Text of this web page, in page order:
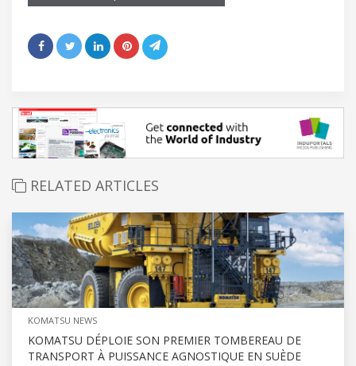
RELATED ARTICLES
KOMATSU NEWS
KOMATSU DÉPLOIE SON PREMIER TOMBEREAU DE
TRANSPORT À PUISSANCE AGNOSTIQUE EN SUÈDE